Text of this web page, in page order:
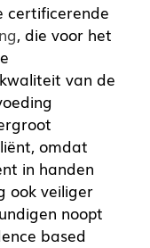
certificerende
, die voor het
van de
omdat
in handen
ook veiliger
noopt
based